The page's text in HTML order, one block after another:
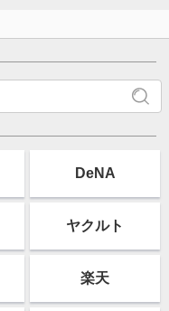
DeNA
ヤクルト
楽天